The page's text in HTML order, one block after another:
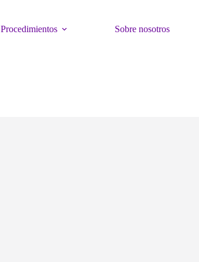
Procedimientos Sobre nosotros